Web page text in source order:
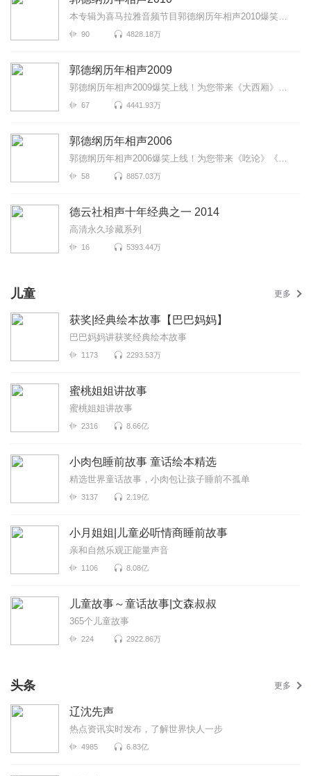
本专辑为喜马拉雅音频节目郭德纲历年相声2010爆笑上线！为您带来《日本梆子》《似曾相识的人》《玉堂春...
90 4828.18万
郭德纲历年相声2009
郭德纲历年相声2009爆笑上线！为您带来《大西厢》《河南戏》《小吃研究》等高能相声！各种爆笑包袱等你...
67 4441.93万
郭德纲历年相声2006
郭德纲历年相声2006爆笑上线！为您带来《吃论》《大保镖》《窦公训女》等高能相声！各种爆笑包袱等你解...
58 8857.03万
德云社相声十年经典之一 2014
高清永久珍藏系列
16 5393.44万
儿童 更多
获奖|经典绘本故事【巴巴妈妈】
巴巴妈妈讲获奖经典绘本故事
1173 2293.53万
蜜桃姐姐讲故事
蜜桃姐姐讲故事
2316 8.66亿
小肉包睡前故事 童话绘本精选
精选世界童话故事，小肉包让孩子睡前不孤单
3137 2.19亿
小月姐姐|儿童必听情商睡前故事
亲和自然乐观正能量声音
1106 8.08亿
儿童故事～童话故事|文森叔叔
365个儿童故事
224 2922.86万
头条 更多
辽沈先声
热点资讯实时发布，了解世界快人一步
4985 6.83亿